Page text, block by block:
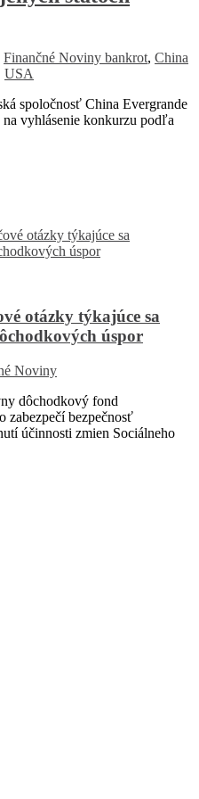
Finančné Noviny bankrot, China
USA
spoločnosť China Evergrande
vyhlásenie konkurzu podľa
otázky týkajúce sa
úspor
Noviny
dôchodkový fond
zabezpečí bezpečnosť
účinnosti zmien Sociálneho